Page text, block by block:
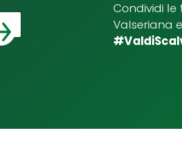
Condividi
Valseriana